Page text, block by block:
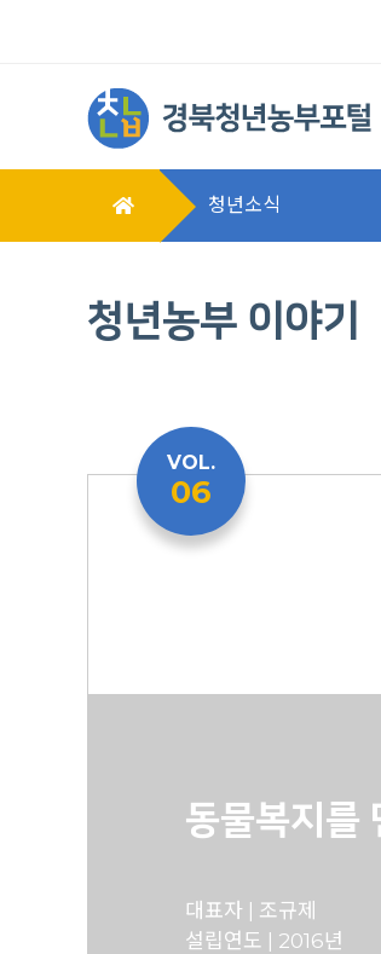
청년소식
청년농부 이야기
VOL.
06
동물복지를
대표자 | 조규제
설립연도 | 2016년